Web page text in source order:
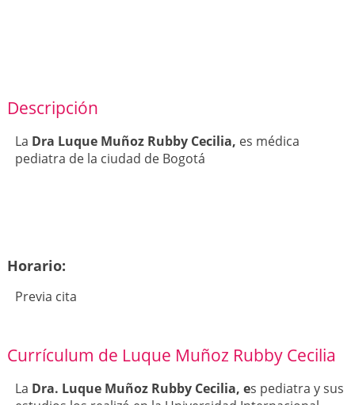
Descripción
La Dra Luque Muñoz Rubby Cecilia, es médica
pediatra de la ciudad de Bogotá
Horario:
Previa cita
Currículum de Luque Muñoz Rubby Cecilia
La Dra. Luque Muñoz Rubby Cecilia, es pediatra y sus